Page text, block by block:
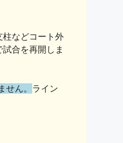
柱などコート外
合を再開しま
ん。 ライン